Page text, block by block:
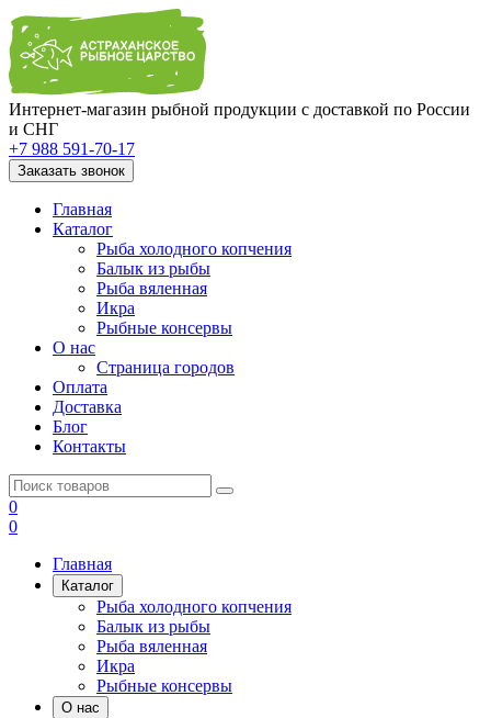
Интернет-магазин рыбной продукции с доставкой по России
и СНГ
+7 988 591-70-17
Заказать звонок
Главная
Каталог
Рыба холодного копчения
Балык из рыбы
Рыба вяленная
Икра
Рыбные консервы
О нас
Страница городов
Оплата
Доставка
Блог
Контакты
0
0
Главная
Каталог
Рыба холодного копчения
Балык из рыбы
Рыба вяленная
Икра
Рыбные консервы
О нас